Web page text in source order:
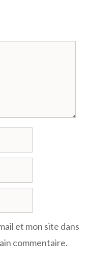
et mon site dans
commentaire.